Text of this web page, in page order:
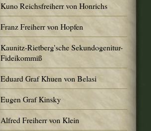
Kuno Reichsfreiherr von Honrichs
Franz Freiherr von Hopfen
Kaunitz-Rietberg'sche Sekundogenitur-
Fideikommiß
Eduard Graf Khuen von Belasi
Eugen Graf Kinsky
Alfred Freiherr von Klein